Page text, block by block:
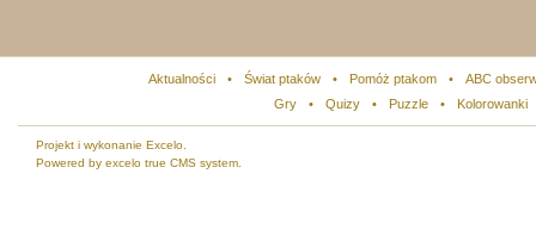
Aktualności • Świat ptaków • Pomóż ptakom •
ABC
Gry
• Quizy • Puzzle • Kolorowanki
Projekt i wykonanie Excelo.
Powered by excelo true CMS system.